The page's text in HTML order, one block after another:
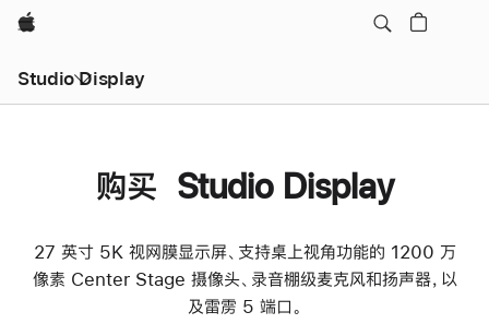
Apple
Studio Display
购买 Studio Display
27 英寸 5K 视网膜显示屏、支持桌上视角功能的 1200 万
像素 Center Stage 摄像头、录音棚级麦克风和扬声器，以
及雷雳 5 端口。